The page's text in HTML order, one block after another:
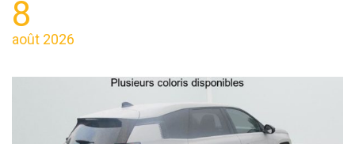
8
août 2026